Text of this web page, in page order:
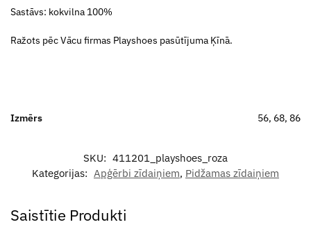
Sastāvs: kokvilna 100%
Ražots pēc Vācu firmas Playshoes pasūtījuma Ķīnā.
Izmērs 56, 68, 86
SKU: 411201_playshoes_roza
Kategorijas: Apģērbi zīdaiņiem, Pidžamas zīdaiņiem
Saistītie Produkti